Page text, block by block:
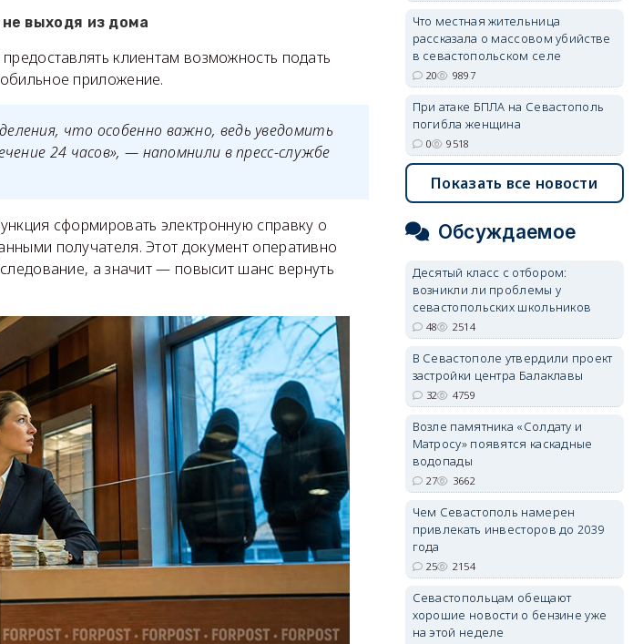
выходя из дома
клиентам возможность подать
приложение.
что особенно важно, ведь уведомить
24 часов», — напомнили в пресс-службе
сформировать электронную справку о
получателя. Этот документ оперативно
а значит — повысит шанс вернуть
Что местная жительница
рассказала о массовом убийстве
в севастопольском селе
20 9897
При атаке БПЛА на Севастополь
погибла женщина
0 9518
Показать все новости
Обсуждаемое
Десятый класс с отбором:
возникли ли проблемы у
севастопольских школьников
48 2514
В Севастополе утвердили проект
застройки центра Балаклавы
32 4759
Возле памятника «Солдату и
Матросу» появятся каскадные
водопады
27 3662
Чем Севастополь намерен
привлекать инвесторов до 2039
года
25 2154
Севастопольцам обещают
хорошие новости о бензине уже
на этой неделе